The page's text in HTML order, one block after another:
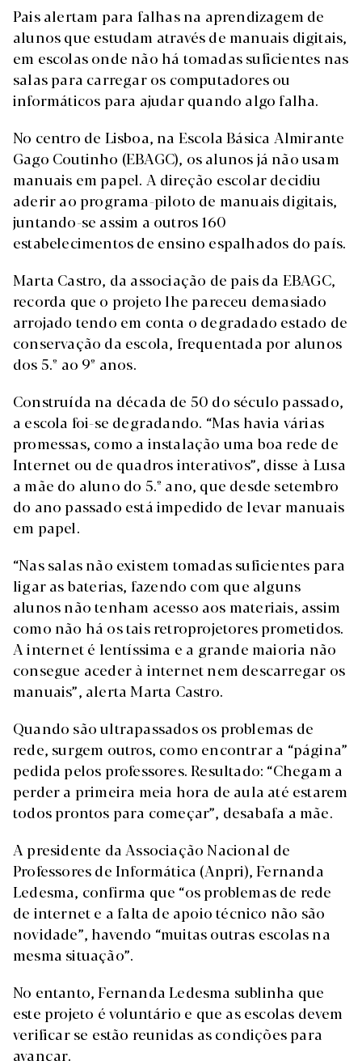
Pais alertam para falhas na aprendizagem de
alunos que estudam através de manuais digitais,
em escolas onde não há tomadas suficientes nas
salas para carregar os computadores ou
informáticos para ajudar quando algo falha.
No centro de Lisboa, na Escola Básica Almirante
Gago Coutinho (EBAGC), os alunos já não usam
manuais em papel. A direção escolar decidiu
aderir ao programa-piloto de manuais digitais,
juntando-se assim a outros 160
estabelecimentos de ensino espalhados do país.
Marta Castro, da associação de pais da EBAGC,
recorda que o projeto lhe pareceu demasiado
arrojado tendo em conta o degradado estado de
conservação da escola, frequentada por alunos
dos 5.º ao 9º anos.
Construída na década de 50 do século passado,
a escola foi-se degradando. “Mas havia várias
promessas, como a instalação uma boa rede de
Internet ou de quadros interativos”, disse à Lusa
a mãe do aluno do 5.º ano, que desde setembro
do ano passado está impedido de levar manuais
em papel.
“Nas salas não existem tomadas suficientes para
ligar as baterias, fazendo com que alguns
alunos não tenham acesso aos materiais, assim
como não há os tais retroprojetores prometidos.
A internet é lentíssima e a grande maioria não
consegue aceder à internet nem descarregar os
manuais”, alerta Marta Castro.
Quando são ultrapassados os problemas de
rede, surgem outros, como encontrar a “página”
pedida pelos professores. Resultado: “Chegam a
perder a primeira meia hora de aula até estarem
todos prontos para começar”, desabafa a mãe.
A presidente da Associação Nacional de
Professores de Informática (Anpri), Fernanda
Ledesma, confirma que “os problemas de rede
de internet e a falta de apoio técnico não são
novidade”, havendo “muitas outras escolas na
mesma situação”.
No entanto, Fernanda Ledesma sublinha que
este projeto é voluntário e que as escolas devem
verificar se estão reunidas as condições para
avançar.